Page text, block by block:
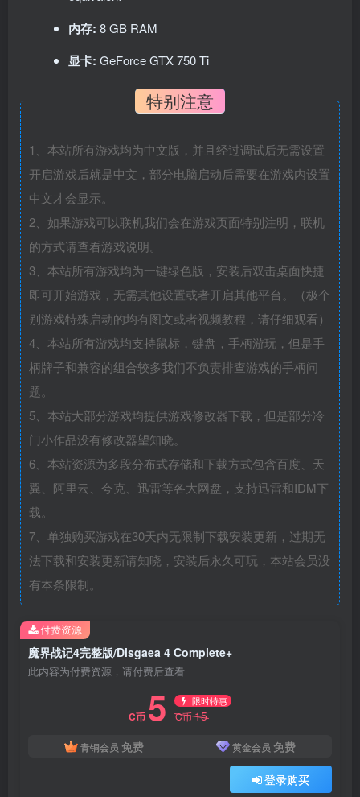
内存: 8 GB RAM
显卡: GeForce GTX 750 Ti
特别注意
1、本站所有游戏均为中文版，并且经过调试后无需设置
开启游戏后就是中文，部分电脑启动后需要在游戏内设置
中文才会显示。
2、如果游戏可以联机我们会在游戏页面特别注明，联机
的方式请查看游戏说明。
3、本站所有游戏均为一键绿色版，安装后双击桌面快捷
即可开始游戏，无需其他设置或者开启其他平台。（极个
别游戏特殊启动的均有图文或者视频教程，请仔细观看）
4、本站所有游戏均支持鼠标，键盘，手柄游玩，但是手
柄牌子和兼容的组合较多我们不负责排查游戏的手柄问
题。
5、本站大部分游戏均提供游戏修改器下载，但是部分冷
门小作品没有修改器望知晓。
6、本站资源为多段分布式存储和下载方式包含百度、天
翼、阿里云、夸克、迅雷等各大网盘，支持迅雷和IDM下
载。
7、单独购买游戏在30天内无限制下载安装更新，过期无
法下载和安装更新请知晓，安装后永久可玩，本站会员没
有本条限制。
魔界战记4完整版/Disgaea 4 Complete+
此内容为付费资源，请付费后查看
C币 5 限时特惠
C币15
青铜会员 免费 黄金会员 免费
登录购买
付费资源